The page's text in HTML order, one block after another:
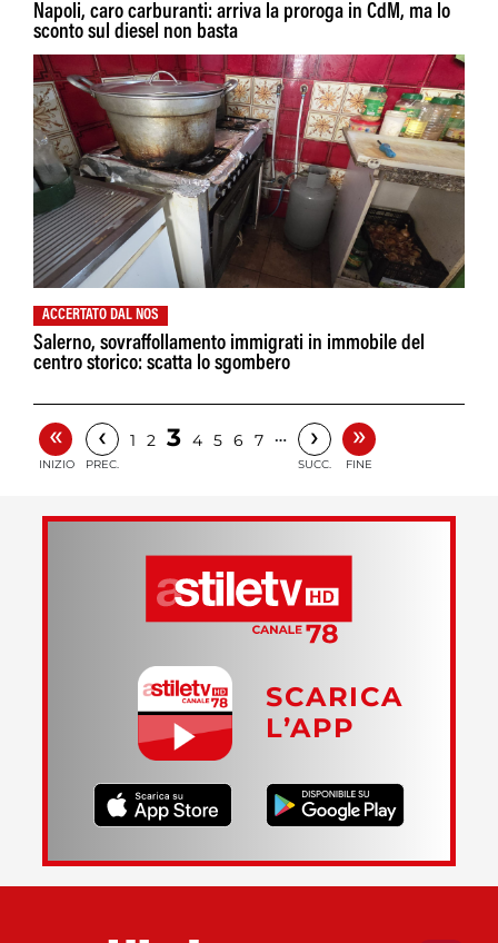
Napoli, caro carburanti: arriva la proroga in CdM, ma lo
sconto sul diesel non basta
ACCERTATO DAL NOS
Salerno, sovraffollamento immigrati in immobile del
centro storico: scatta lo sgombero
«
INIZIO
‹
PREC.
1 2 3 4 5 6 7 … ›
SUCC.
»
FINE
SCARICA
L’APP